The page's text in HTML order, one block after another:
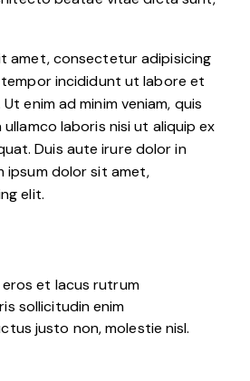
amet, consectetur adipisicing
incididunt ut labore et
enim ad minim veniam, quis
laboris nisi ut aliquip ex
Duis aute irure dolor in
ipsum dolor sit amet,
elit.
et lacus rutrum
sollicitudin enim
justo non, molestie nisl.